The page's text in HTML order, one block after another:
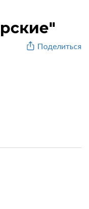
Поделиться